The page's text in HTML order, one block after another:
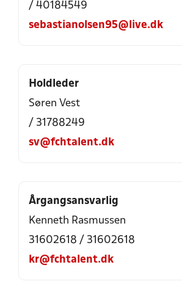
/ 40184549
sebastianolsen95@live.dk
Holdleder
Søren Vest
/ 31788249
sv@fchtalent.dk
Årgangsansvarlig
Kenneth Rasmussen
31602618 / 31602618
kr@fchtalent.dk